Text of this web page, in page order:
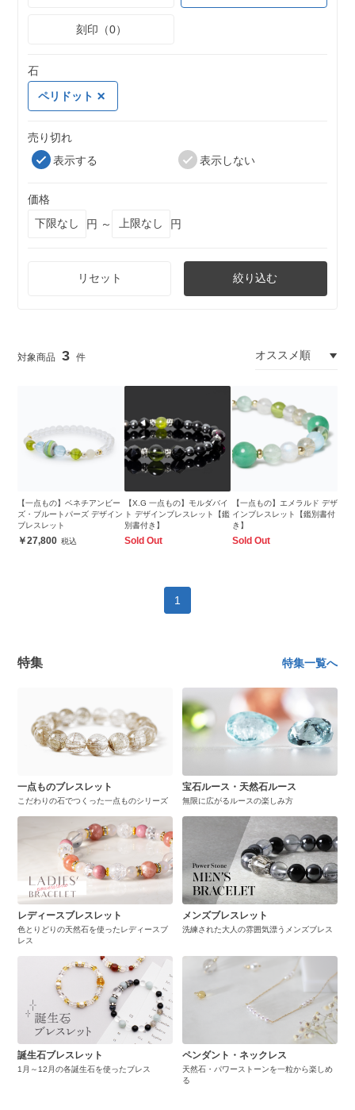
刻印（0）
石
ペリドット
売り切れ
表示する
表示しない
価格
円 ～
円
リセット 絞り込む
3
【一点もの】ベネチアンビー
ズ・ブルートパーズ デザイン
ブレスレット
27,800
【X.G 一点もの】モルダバイ
ト デザインブレスレット【鑑
別書付き】
Sold Out
【一点もの】エメラルド デザ
インブレスレット【鑑別書付
き】
Sold Out
1
特集 特集一覧へ
一点ものブレスレット
こだわりの石でつくった一点ものシリーズ
宝石ルース・天然石ルース
無限に広がるルースの楽しみ方
レディースブレスレット
色とりどりの天然石を使ったレディースブ
レス
メンズブレスレット
洗練された大人の雰囲気漂うメンズブレス
誕生石ブレスレット
1月～12月の各誕生石を使ったブレス
ペンダント・ネックレス
天然石・パワーストーンを一粒から楽しめ
る